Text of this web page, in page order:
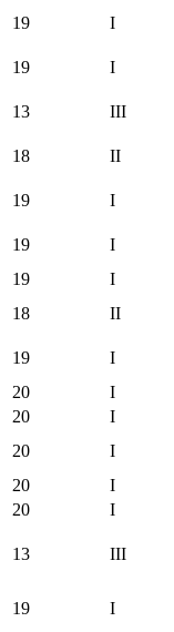
19 I
19 I
13 III
18 II
19 I
19
I
19
I
18 II
19
I
20
I
20
I
20
I
20
I
20 I
13 III
19 I